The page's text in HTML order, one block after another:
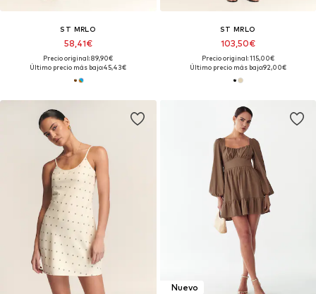
ST MRLO
58,41€
Precio original: 89,90€
Último precio más bajo:45,43€
ST MRLO
103,50€
Precio original: 115,00€
Último precio más bajo:92,00€
Nuevo